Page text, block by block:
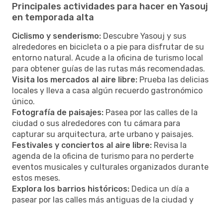
Principales actividades para hacer en Yasouj
en temporada alta
Ciclismo y senderismo: Descubre Yasouj y sus
alrededores en bicicleta o a pie para disfrutar de su
entorno natural. Acude a la oficina de turismo local
para obtener guías de las rutas más recomendadas.
Visita los mercados al aire libre: Prueba las delicias
locales y lleva a casa algún recuerdo gastronómico
único.
Fotografía de paisajes: Pasea por las calles de la
ciudad o sus alrededores con tu cámara para
capturar su arquitectura, arte urbano y paisajes.
Festivales y conciertos al aire libre: Revisa la
agenda de la oficina de turismo para no perderte
eventos musicales y culturales organizados durante
estos meses.
Explora los barrios históricos: Dedica un día a
pasear por las calles más antiguas de la ciudad y